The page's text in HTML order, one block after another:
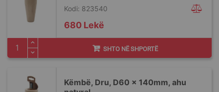
Kodi: 823540
680 Lekë
SHTO NË SHPORTË
Këmbë, Dru, D60 x 140mm, ahu